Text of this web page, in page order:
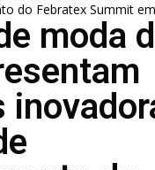
do Febratex Summit
moda